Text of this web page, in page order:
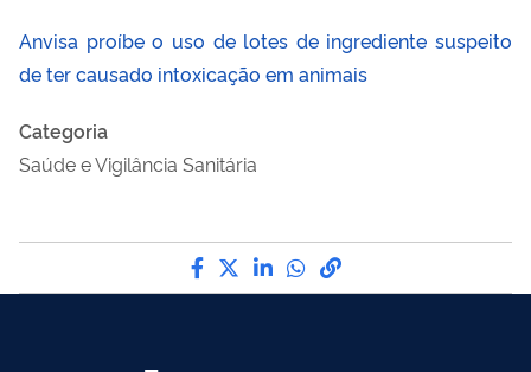
Anvisa proíbe o uso de lotes de ingrediente suspeito
de ter causado intoxicação em animais
Categoria
Saúde e Vigilância Sanitária
Compartilhe por Facebook
Compartilhe por Twitter
Compartilhe por
Compartilhe por
link para Copiar